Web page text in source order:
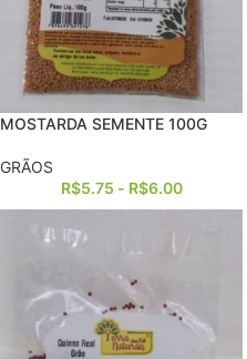
MOSTARDA SEMENTE 100G
GRÃOS
R$5.75 - R$6.00